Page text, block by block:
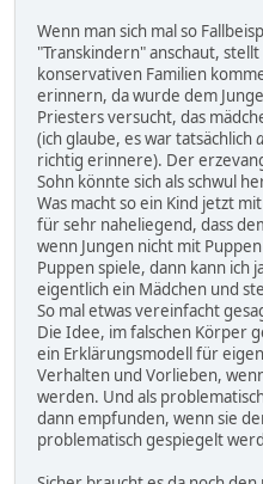
Wenn man sich mal so
"Transkindern" anschaut,
konservativen Familien
erinnern, da wurde dem
Priesters versucht, das
(ich glaube, es war tatsächlich
richtig erinnere). Der
Sohn könnte sich als schwul
Was macht so ein Kind jetzt
für sehr naheliegend, dass
wenn Jungen nicht mit
Puppen spiele, dann kann ich
eigentlich ein Mädchen und
So mal etwas vereinfacht
Die Idee, im falschen Körper
ein Erklärungsmodell für
Verhalten und Vorlieben,
werden. Und als
dann empfunden, wenn sie
problematisch gespiegelt